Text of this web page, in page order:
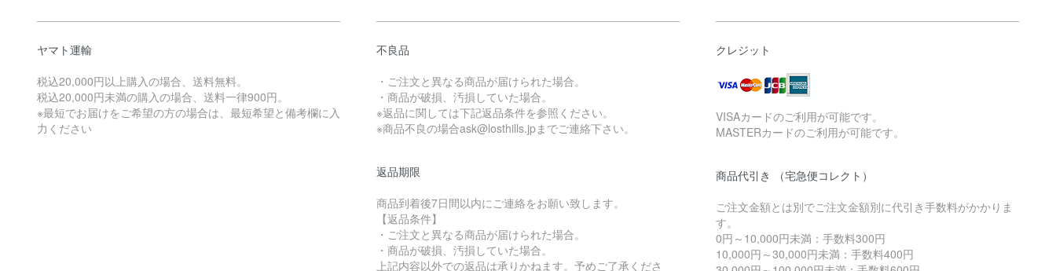
ヤマト運輸
税込20,000円以上購入の場合、送料無料。
税込20,000円未満の購入の場合、送料一律900円。
※最短でお届けをご希望の方の場合は、最短希望と備考欄に入
力ください
不良品
・ご注文と異なる商品が届けられた場合。
・商品が破損、汚損していた場合。
※返品に関しては下記返品条件を参照ください。
※商品不良の場合ask@losthills.jpまでご連絡下さい。
返品期限
商品到着後7日間以内にご連絡をお願い致します。
【返品条件】
・ご注文と異なる商品が届けられた場合。
・商品が破損、汚損していた場合。
上記内容以外での返品は承りかねます。予めご了承くださ
クレジット
VISAカードのご利用が可能です。
MASTERカードのご利用が可能です。
商品代引き （宅急便コレクト）
ご注文金額とは別でご注文金額別に代引き手数料がかかりま
す。
0円～10,000円未満：手数料300円
10,000円～30,000円未満：手数料400円